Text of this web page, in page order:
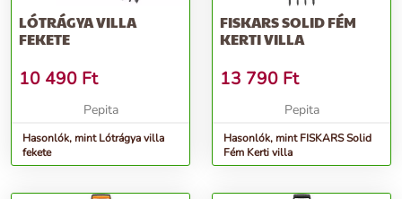
LÓTRÁGYA VILLA
FEKETE
10 490 Ft
Pepita
Hasonlók, mint Lótrágya villa
fekete
FISKARS SOLID FÉM
KERTI VILLA
13 790 Ft
Pepita
Hasonlók, mint FISKARS Solid
Fém Kerti villa